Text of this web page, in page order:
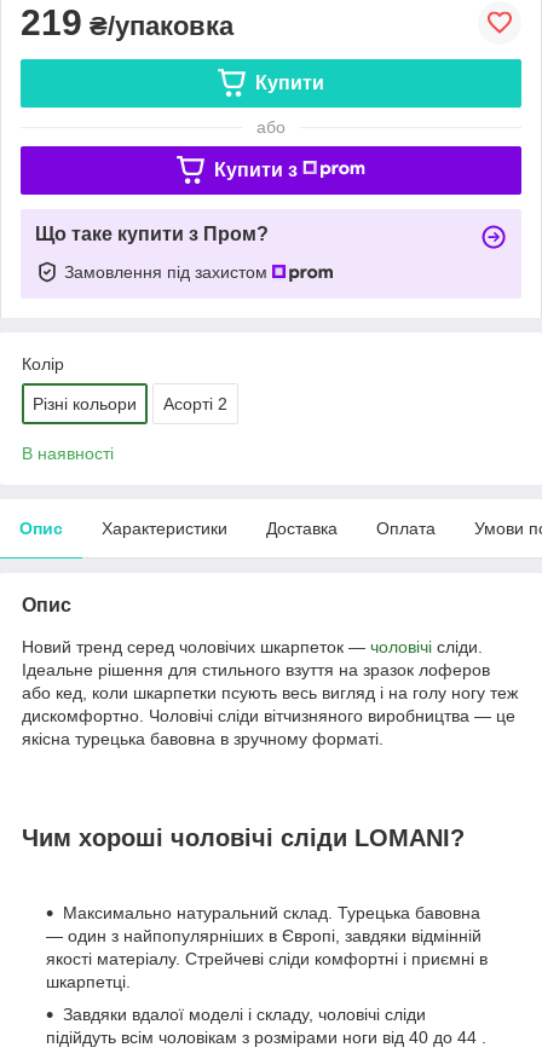
219 ₴/упаковка
Купити
або
Купити з
Що таке купити з Пром?
Замовлення під захистом
Колір
Різні кольори Асорті 2
В наявності
Опис Характеристики Доставка Оплата Умови
Опис
Новий тренд серед чоловічих шкарпеток ― чоловічі сліди.
Ідеальне рішення для стильного взуття на зразок лоферов
або кед, коли шкарпетки псують весь вигляд і на голу ногу теж
дискомфортно. Чоловічі сліди вітчизняного виробництва ― це
якісна турецька бавовна в зручному форматі.
Чим хороші чоловічі сліди LOMANI?
Максимально натуральний склад. Турецька бавовна
― один з найпопулярніших в Європі, завдяки відмінній
якості матеріалу. Стрейчеві сліди комфортні і приємні в
шкарпетці.
Завдяки вдалої моделі і складу, чоловічі сліди
підійдуть всім чоловікам з розмірами ноги від 40 до 44 .